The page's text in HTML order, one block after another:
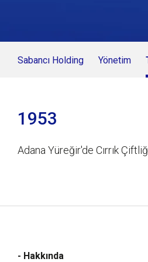
Sabancı Holding Yönetim
1953
Adana Yüreğir'de Cırrık Çiftliği
- Hakkında